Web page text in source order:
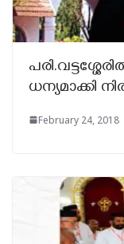
ധന്യമാക്കി
February 24, 2018